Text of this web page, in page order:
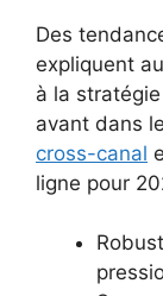
Des
expliquent
à la
avant dans
cross-canal
ligne pour